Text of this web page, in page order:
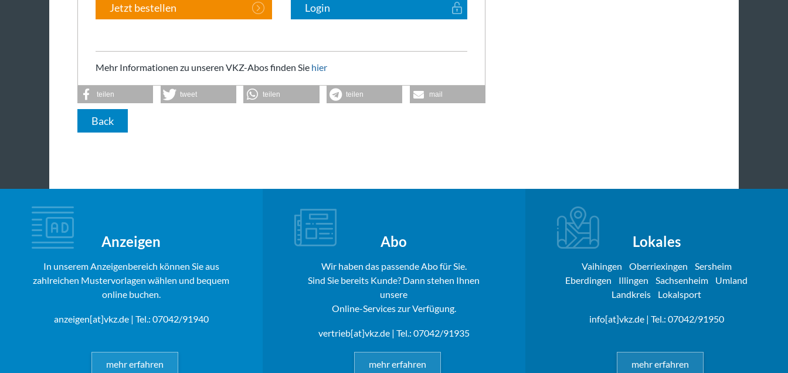
Jetzt bestellen Login
Mehr Informationen zu unseren VKZ-Abos finden Sie hier
teilen tweet teilen teilen mail
Back
Anzeigen
In unserem Anzeigenbereich können Sie aus
zahlreichen Mustervorlagen wählen und bequem
online buchen.
anzeigen[at]vkz.de| Tel.: 07042/91940
mehr erfahren
Abo
Wir haben das passende Abo für Sie.
Sind Sie bereits Kunde? Dann stehen Ihnen
unsere
Online-Services zur Verfügung.
vertrieb[at]vkz.de| Tel.: 07042/91935
mehr erfahren
Lokales
Vaihingen Oberriexingen
Sersheim
Eberdingen
Illingen Sachsenheim
Umland
Landkreis
Lokalsport
info[at]vkz.de| Tel.: 07042/91950
mehr erfahren